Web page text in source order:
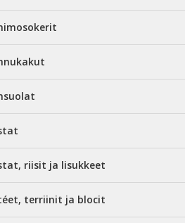
riisit ja lisukkeet
terriinit ja blocit